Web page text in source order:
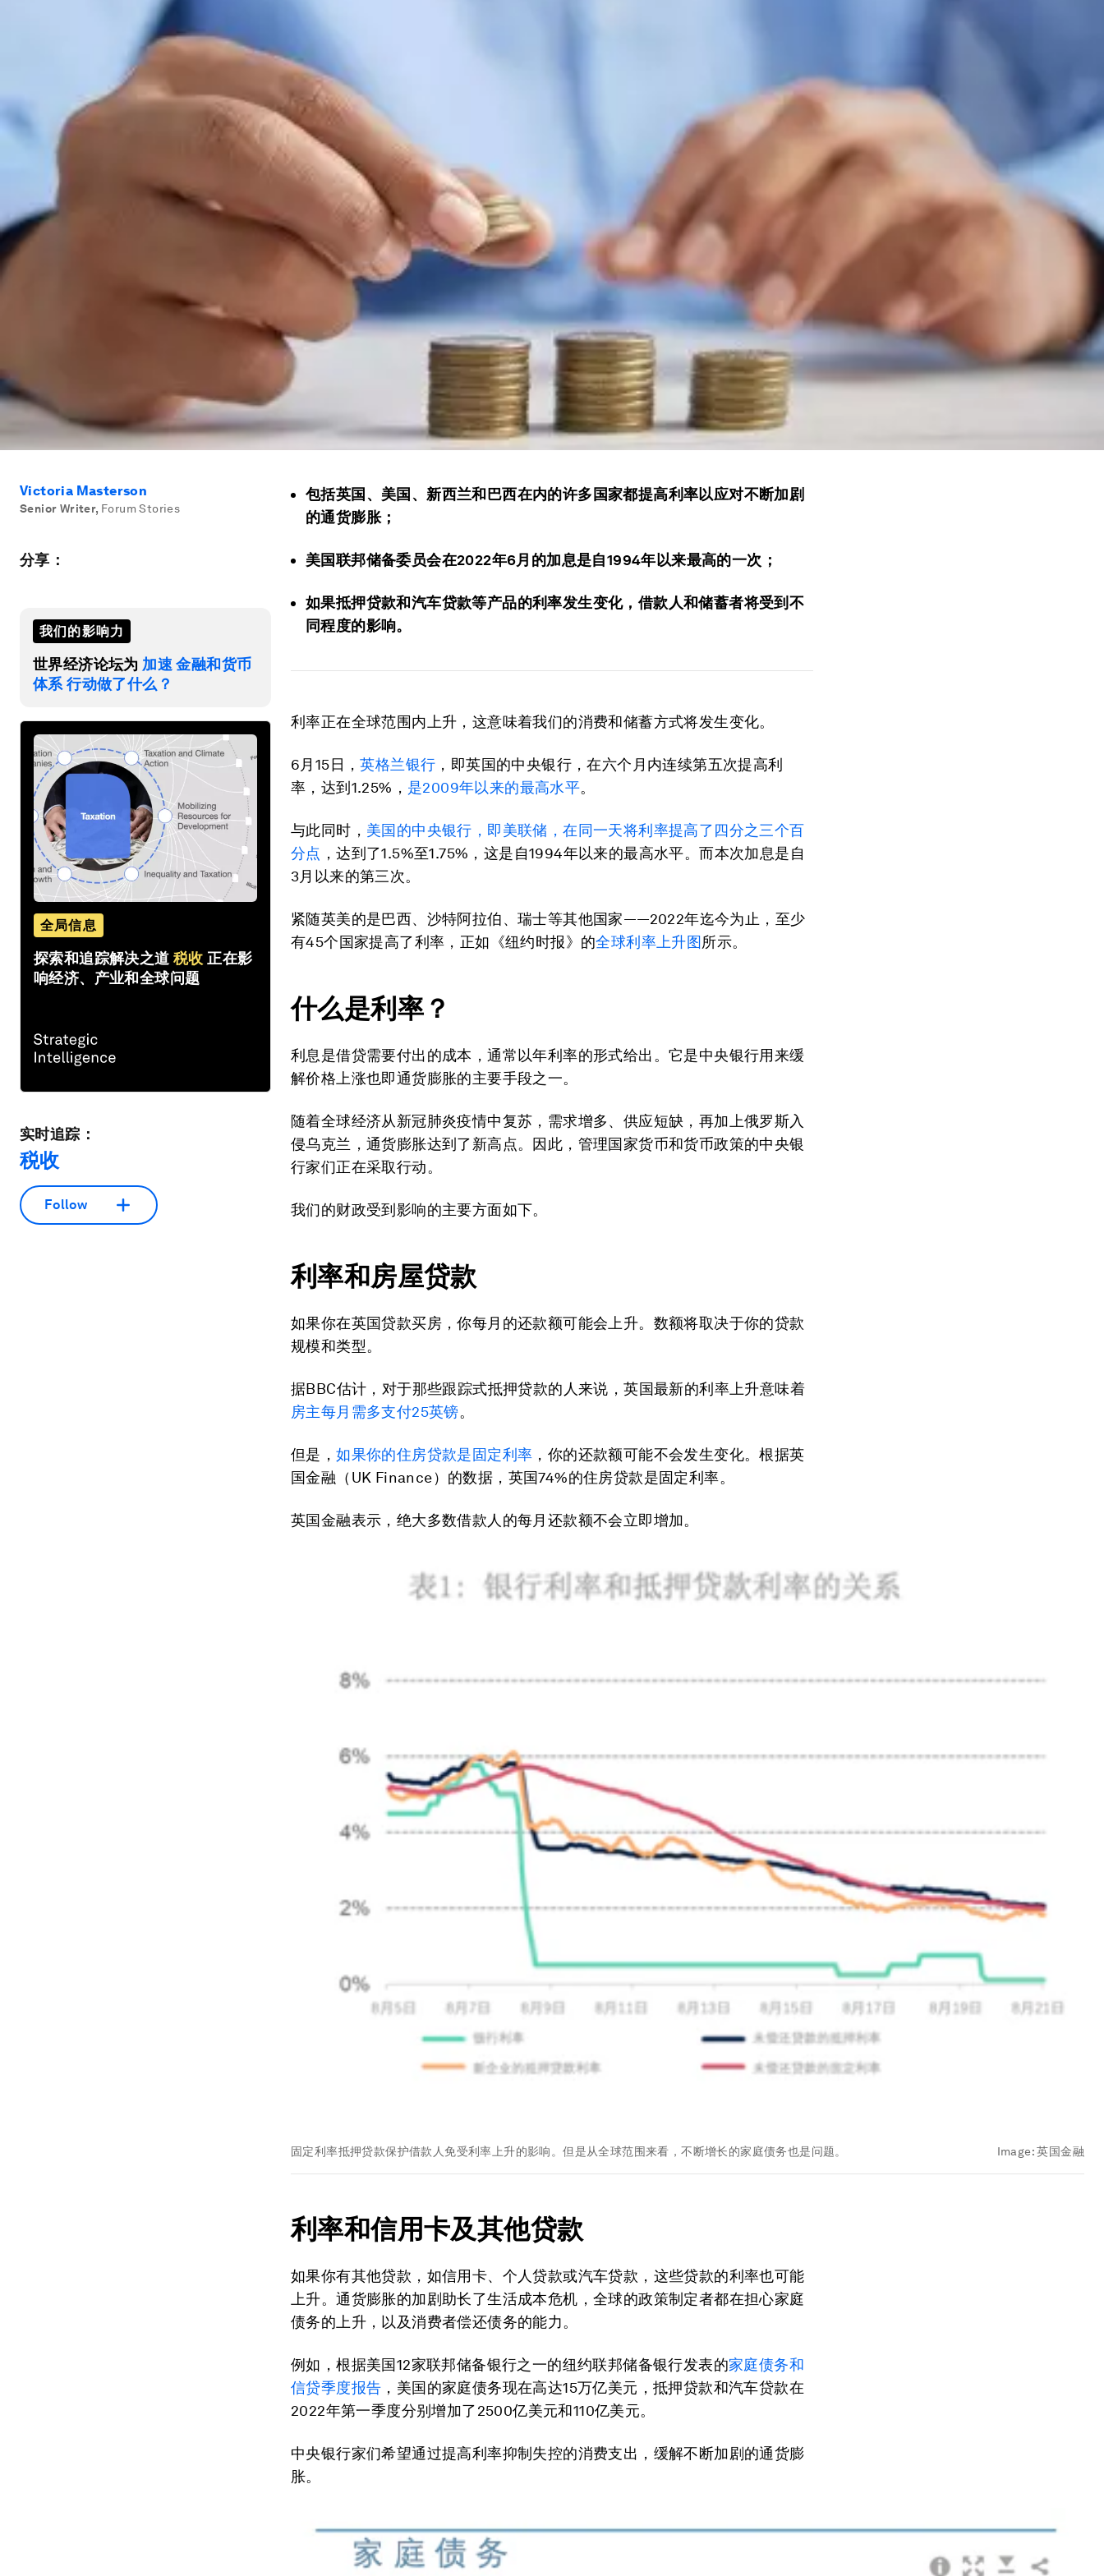
Victoria Masterson
Senior Writer, Forum Stories
分享：
我们的影响力
世界经济论坛为 加速 金融和货币
体系 行动做了什么？
全局信息
探索和追踪解决之道 税收 正在影
响经济、产业和全球问题
实时追踪：
税收
Follow
包括英国、美国、新西兰和巴西在内的许多国家都提高利率以应对不断加剧
的通货膨胀；
美国联邦储备委员会在2022年6月的加息是自1994年以来最高的一次；
如果抵押贷款和汽车贷款等产品的利率发生变化，借款人和储蓄者将受到不
同程度的影响。
利率正在全球范围内上升，这意味着我们的消费和储蓄方式将发生变化。
6月15日，英格兰银行 ，即英国的中央银行，在六个月内连续第五次提高利
率，达到1.25%， 是2009年以来的最高水平。
与此同时， 美国的中央银行，即美联储，在同一天将利率提高了四分之三个百
分点 ，达到了1.5%至1.75%，这是自1994年以来的最高水平。而本次加息是自
3月以来的第三次。
紧随英美的是巴西、沙特阿拉伯、瑞士等其他国家——2022年迄今为止，至少
有45个国家提高了利率，正如《纽约时报》的全球利率上升图 所示。
什么是利率？
利息是借贷需要付出的成本，通常以年利率的形式给出。它是中央银行用来缓
解价格上涨也即通货膨胀的主要手段之一。
随着全球经济从新冠肺炎疫情中复苏，需求增多、供应短缺，再加上俄罗斯入
侵乌克兰，通货膨胀达到了新高点。因此，管理国家货币和货币政策的中央银
行家们正在采取行动。
我们的财政受到影响的主要方面如下。
利率和房屋贷款
如果你在英国贷款买房，你每月的还款额可能会上升。数额将取决于你的贷款
规模和类型。
据BBC估计，对于那些跟踪式抵押贷款的人来说，英国最新的利率上升意味着
房主每月需多支付25英镑。
但是，如果你的住房贷款是固定利率 ，你的还款额可能不会发生变化。根据英
国金融（UK Finance）的数据，英国74%的住房贷款是固定利率。
英国金融表示，绝大多数借款人的每月还款额不会立即增加。
固定利率抵押贷款保护借款人免受利率上升的影响。但是从全球范围来看，不断增长的家庭债务也是问题。 Image:英国金融
利率和信用卡及其他贷款
如果你有其他贷款，如信用卡、个人贷款或汽车贷款，这些贷款的利率也可能
上升。通货膨胀的加剧助长了生活成本危机，全球的政策制定者都在担心家庭
债务的上升，以及消费者偿还债务的能力。
例如，根据美国12家联邦储备银行之一的纽约联邦储备银行发表的家庭债务和
信贷季度报告 ，美国的家庭债务现在高达15万亿美元，抵押贷款和汽车贷款在
2022年第一季度分别增加了2500亿美元和110亿美元。
中央银行家们希望通过提高利率抑制失控的消费支出，缓解不断加剧的通货膨
胀。